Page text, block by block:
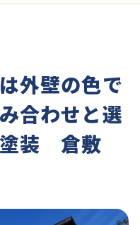
外壁の色で
合わせと選
塗装 倉敷